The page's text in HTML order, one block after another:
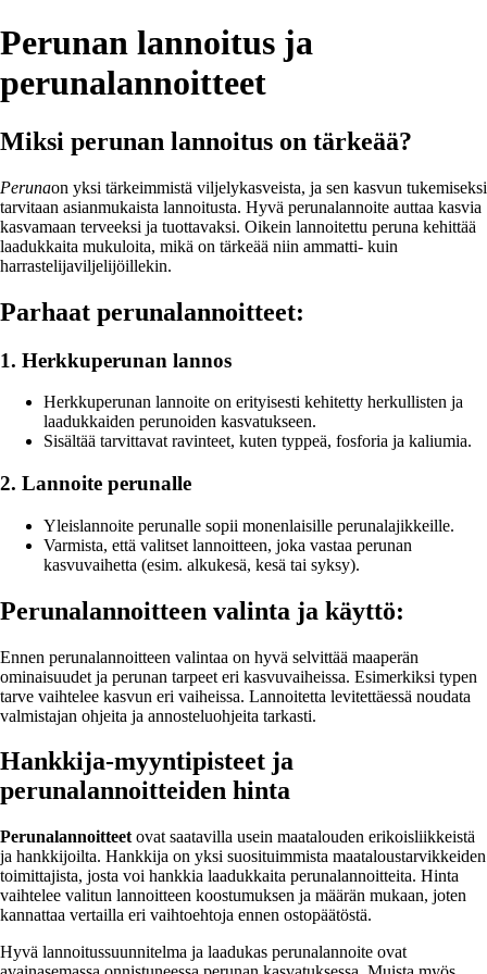
Perunan lannoitus ja
perunalannoitteet
Miksi perunan lannoitus on tärkeää?
Perunaon yksi tärkeimmistä viljelykasveista, ja sen kasvun tukemiseksi
tarvitaan asianmukaista lannoitusta. Hyvä perunalannoite auttaa kasvia
kasvamaan terveeksi ja tuottavaksi. Oikein lannoitettu peruna kehittää
laadukkaita mukuloita, mikä on tärkeää niin ammatti- kuin
harrastelijaviljelijöillekin.
Parhaat perunalannoitteet:
1. Herkkuperunan lannos
Herkkuperunan lannoite on erityisesti kehitetty herkullisten ja
laadukkaiden perunoiden kasvatukseen.
Sisältää tarvittavat ravinteet, kuten typpeä, fosforia ja kaliumia.
2. Lannoite perunalle
Yleislannoite perunalle sopii monenlaisille perunalajikkeille.
Varmista, että valitset lannoitteen, joka vastaa perunan
kasvuvaihetta (esim. alkukesä, kesä tai syksy).
Perunalannoitteen valinta ja käyttö:
Ennen perunalannoitteen valintaa on hyvä selvittää maaperän
ominaisuudet ja perunan tarpeet eri kasvuvaiheissa. Esimerkiksi typen
tarve vaihtelee kasvun eri vaiheissa. Lannoitetta levitettäessä noudata
valmistajan ohjeita ja annosteluohjeita tarkasti.
Hankkija-myyntipisteet ja
perunalannoitteiden hinta
Perunalannoitteet ovat saatavilla usein maatalouden erikoisliikkeistä
ja hankkijoilta. Hankkija on yksi suosituimmista maataloustarvikkeiden
toimittajista, josta voi hankkia laadukkaita perunalannoitteita. Hinta
vaihtelee valitun lannoitteen koostumuksen ja määrän mukaan, joten
kannattaa vertailla eri vaihtoehtoja ennen ostopäätöstä.
Hyvä lannoitussuunnitelma ja laadukas perunalannoite ovat